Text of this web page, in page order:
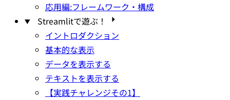
応用編:フレームワーク・構成
Streamlitで遊ぶ！
イントロダクション
基本的な表示
データを表示する
テキストを表示する
【実践チャレンジその1】